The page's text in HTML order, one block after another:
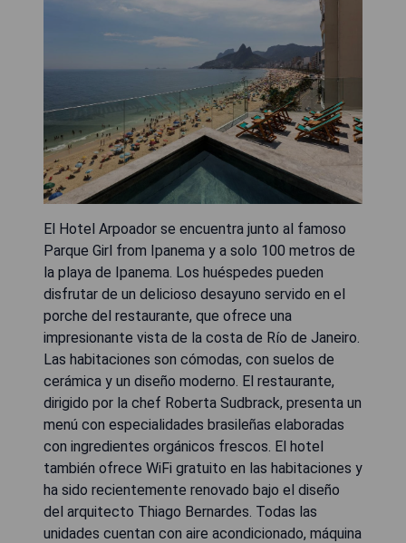
El Hotel Arpoador se encuentra junto al famoso
Parque Girl from Ipanema y a solo 100 metros de
la playa de Ipanema. Los huéspedes pueden
disfrutar de un delicioso desayuno servido en el
porche del restaurante, que ofrece una
impresionante vista de la costa de Río de Janeiro.
Las habitaciones son cómodas, con suelos de
cerámica y un diseño moderno. El restaurante,
dirigido por la chef Roberta Sudbrack, presenta un
menú con especialidades brasileñas elaboradas
con ingredientes orgánicos frescos. El hotel
también ofrece WiFi gratuito en las habitaciones y
ha sido recientemente renovado bajo el diseño
del arquitecto Thiago Bernardes. Todas las
unidades cuentan con aire acondicionado, máquina